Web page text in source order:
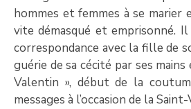
hommes et femmes à se marier
vite démasqué et emprisonné.
correspondance avec la fille de
guérie de sa cécité par ses
Valentin », début de la
messages à l’occasion de la